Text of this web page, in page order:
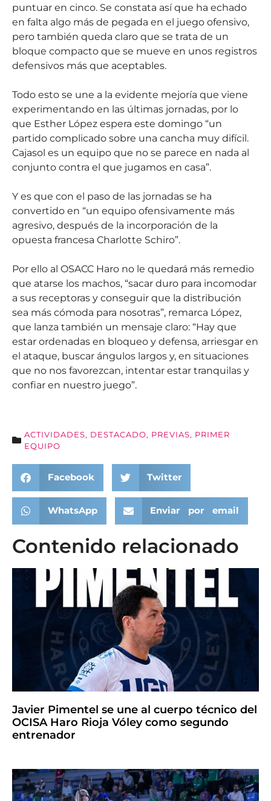
puntuar en cinco. Se constata así que ha echado
en falta algo más de pegada en el juego ofensivo,
pero también queda claro que se trata de un
bloque compacto que se mueve en unos registros
defensivos más que aceptables.
Todo esto se une a la evidente mejoría que viene
experimentando en las últimas jornadas, por lo
que Esther López espera este domingo “un
partido complicado sobre una cancha muy difícil.
Cajasol es un equipo que no se parece en nada al
conjunto contra el que jugamos en casa”.
Y es que con el paso de las jornadas se ha
convertido en “un equipo ofensivamente más
agresivo, después de la incorporación de la
opuesta francesa Charlotte Schiro”.
Por ello al OSACC Haro no le quedará más remedio
que atarse los machos, “sacar duro para incomodar
a sus receptoras y conseguir que la distribución
sea más cómoda para nosotras”, remarca López,
que lanza también un mensaje claro: “Hay que
estar ordenadas en bloqueo y defensa, arriesgar en
el ataque, buscar ángulos largos y, en situaciones
que no nos favorezcan, intentar estar tranquilas y
confiar en nuestro juego”.
ACTIVIDADES, DESTACADO, PREVIAS, PRIMER
EQUIPO
Facebook Twitter
WhatsApp Enviar por email
Contenido relacionado
Javier Pimentel se une al cuerpo técnico del
OCISA Haro Rioja Vóley como segundo
entrenador